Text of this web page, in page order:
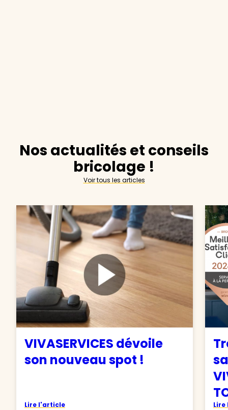
Nos actualités et conseils
bricolage !
Voir tous les articles
VIVASERVICES dévoile
son nouveau spot !
Lire l'article